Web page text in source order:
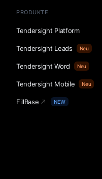
PRODUKTE
Tendersight Platform
Tendersight Leads Neu
Tendersight Word Neu
Tendersight Mobile Neu
FillBase NEW